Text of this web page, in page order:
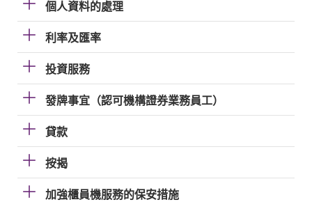
個人資料的處理
利率及匯率
投資服務
發牌事宜（認可機構證券業務員工）
貸款
按揭
加強櫃員機服務的保安措施